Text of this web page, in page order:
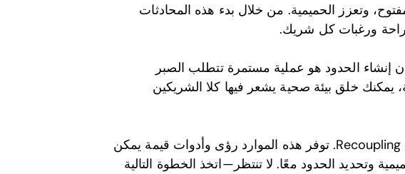
وتعزز الحميمية. من خلال بدء هذه المحادثات
ورغبات كل شريك.
إنشاء الحدود هو عملية مستمرة تتطلب الصبر
يمكنك خلق بيئة صحية يشعر فيها كلا الشريكين
لإثراء علاقتكما أكثر، فكر في تنزيل تطبيق Recoupling. توفر هذه الموارد رؤى وأدوات قيمة يمكن
وتحديد الحدود معًا. لا تنتظر—اتخذ الخطوة التالية